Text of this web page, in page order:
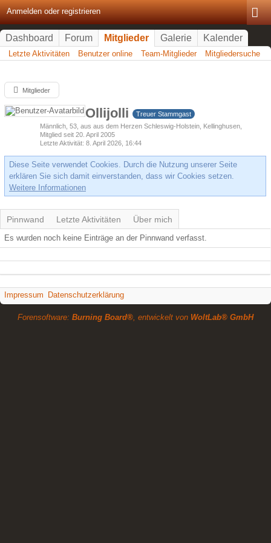
Anmelden oder registrieren
Dashboard Forum Mitglieder Galerie Kalender
Letzte Aktivitäten Benutzer online Team-Mitglieder Mitgliedersuche
Mitglieder
Ollijolli
Treuer Stammgast
Männlich 53 aus aus dem Herzen Schleswig-Holstein, Kellinghusen
Mitglied seit 20. April 2005
Letzte Aktivität 8. April 2026, 16:44
Diese Seite verwendet Cookies. Durch die Nutzung unserer Seite
erklären Sie sich damit einverstanden, dass wir Cookies setzen.
Weitere Informationen
Pinnwand Letzte Aktivitäten Über mich
Es wurden noch keine Einträge an der Pinnwand verfasst.
Impressum Datenschutzerklärung
Forensoftware: Burning Board®, entwickelt von WoltLab® GmbH